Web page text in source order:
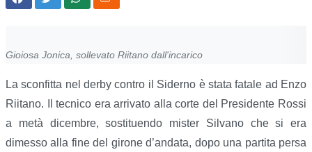
Gioiosa Jonica, sollevato Riitano dall'incarico
La sconfitta nel derby contro il Siderno è stata fatale ad Enzo
Riitano. Il tecnico era arrivato alla corte del Presidente Rossi
a metà dicembre, sostituendo mister Silvano che si era
dimesso alla fine del girone d’andata, dopo una partita persa